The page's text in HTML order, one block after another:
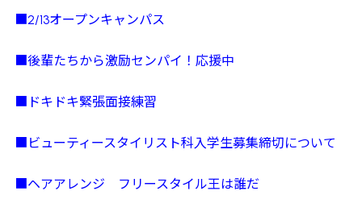
■2/13オープンキャンパス
■後輩たちから激励センパイ！応援中
■ドキドキ緊張面接練習
■ビューティースタイリスト科入学生募集締切について
■ヘアアレンジ フリースタイル王は誰だ